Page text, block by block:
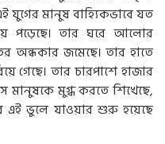
যুগের মানুষ বাহ্যিকভাবে যত
পড়েছে। তার ঘরে আলোর
অন্ধকার জমেছে। তার হাতে
গেছে। তার চারপাশে হাজার
মানুষকে মুগ্ধ করতে শিখেছে,
এই ভুলে যাওয়ার শুরু হয়েছে